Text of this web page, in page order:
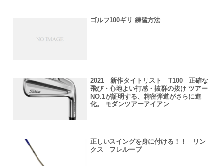
ゴルフ100ギリ 練習方法
2021 新作タイトリスト T100 正確な
飛び・心地よい打感・抜群の抜け ツアー
NO.1が証明する、精密弾道がさらに進
化。 モダンツアーアイアン
正しいスイングを身に付ける！！ リン
クス フレループ